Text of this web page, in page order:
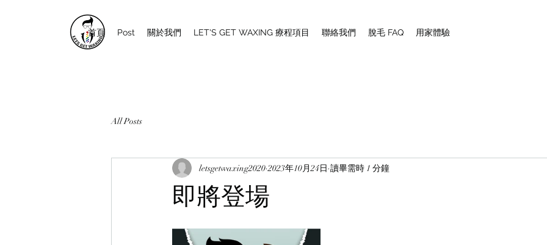
首頁 Post 關於我們 LET'S GET WAXING 療程項目 聯絡我們 脫毛 FAQ 用家體驗
All Posts
即將登場
letsgetwaxing2020 2023年10月24日 讀畢需時 1 分鐘